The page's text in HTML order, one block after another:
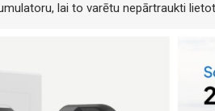
lai to varētu nepārtraukti